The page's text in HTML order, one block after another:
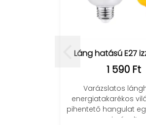
Láng hatású E27 izzó
1 590 Ft
Varázslatos
energiatakarékos
pihentető hangulat
izzóval!